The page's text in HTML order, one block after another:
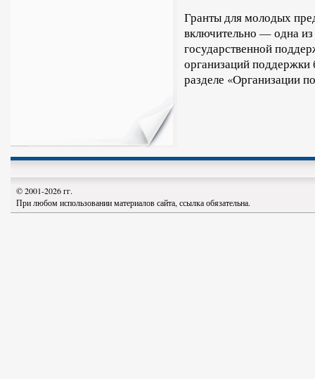
Гранты для молодых
включительно — одна
государственной
организаций
разделе «Организации
© 2001-2026 гг.
При любом использовании материалов сайта, ссылка обязательна.